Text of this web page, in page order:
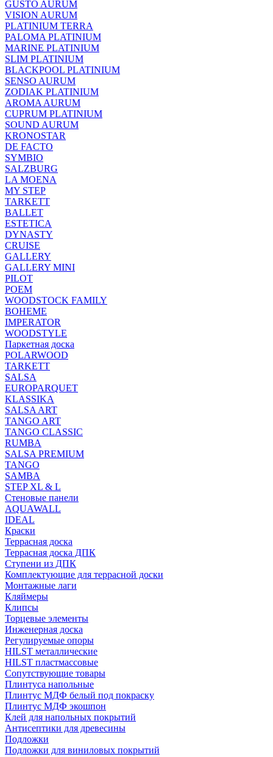
GUSTO AURUM
VISION AURUM
PLATINIUM TERRA
PALOMA PLATINIUM
MARINE PLATINIUM
SLIM PLATINIUM
BLACKPOOL PLATINIUM
SENSO AURUM
ZODIAK PLATINIUM
AROMA AURUM
CUPRUM PLATINIUM
SOUND AURUM
KRONOSTAR
DE FACTO
SYMBIO
SALZBURG
LA MOENA
MY STEP
TARKETT
BALLET
ESTETICA
DYNASTY
CRUISE
GALLERY
GALLERY MINI
PILOT
POEM
WOODSTOCK FAMILY
BOHEME
IMPERATOR
WOODSTYLE
Паркетная доска
POLARWOOD
TARKETT
SALSA
EUROPARQUET
KLASSIKA
SALSA ART
TANGO ART
TANGO CLASSIC
RUMBA
SALSA PREMIUM
TANGO
SAMBA
STEP XL & L
Стеновые панели
AQUAWALL
IDEAL
Краски
Террасная доска
Террасная доска ДПК
Ступени из ДПК
Комплектующие для террасной доски
Монтажные лаги
Кляймеры
Клипсы
Торцевые элементы
Инженерная доска
Регулируемые опоры
HILST металлические
HILST пластмассовые
Сопутствующие товары
Плинтуса напольные
Плинтус МДФ белый под покраску
Плинтус МДФ экошпон
Клей для напольных покрытий
Антисептики для древесины
Подложки
Подложки для виниловых покрытий